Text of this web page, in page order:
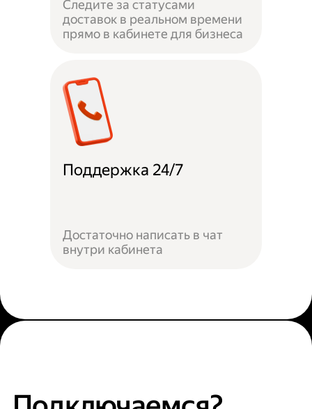
Следите за статусами
доставок в реальном времени
прямо в кабинете для бизнеса
Поддержка 24/7
Достаточно написать в чат
внутри кабинета